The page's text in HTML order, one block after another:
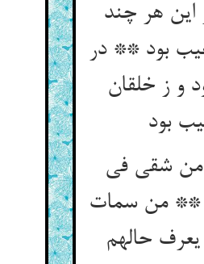
این هر چند
بود ** در
و ز خلقان
بود
من شقی فی
** من سمات